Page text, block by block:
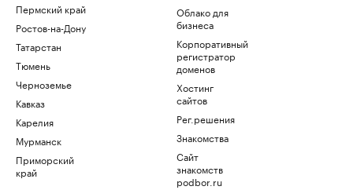
Пермский край
Ростов-на-Дону
Татарстан
Тюмень
Черноземье
Кавказ
Карелия
Мурманск
Приморский
край
Облако для
бизнеса
Корпоративный
регистратор
доменов
Хостинг
сайтов
Рег.решения
Знакомства
Сайт
знакомств
podbor.ru